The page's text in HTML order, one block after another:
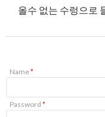
올수 없는 수렁으로
Name*
Password *